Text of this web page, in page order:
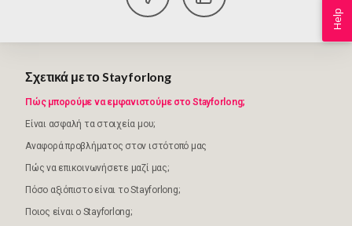
Σχετικά με το Stayforlong
Πώς μπορούμε να εμφανιστούμε στο Stayforlong;
Είναι ασφαλή τα στοιχεία μου;
Αναφορά προβλήματος στον ιστότοπό μας
Πώς να επικοινωνήσετε μαζί μας;
Πόσο αξιόπιστο είναι το Stayforlong;
Ποιος είναι ο Stayforlong;
Help